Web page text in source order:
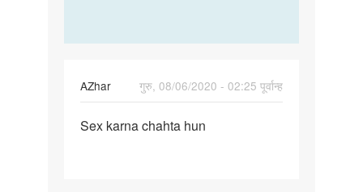
AZhar
गुरु, 08/06/2020 - 02:25 पूर्वान्ह
Sex
Sex karna chahta hun